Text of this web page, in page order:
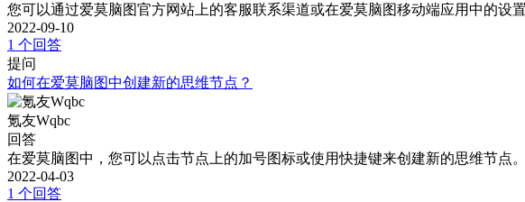
您可以通过爱莫脑图官方网站上的客服联系渠道或在爱莫脑图移动端应用中的设
2022-09-10
1 个回答
提问
如何在爱莫脑图中创建新的思维节点？
氪友Wqbc
回答
在爱莫脑图中，您可以点击节点上的加号图标或使用快捷键来创建新的思维节点。
2022-04-03
1 个回答